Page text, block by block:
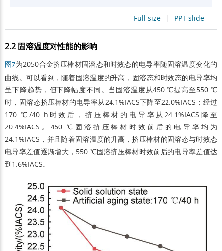
Full size | PPT slide
2.2 固溶温度对性能的影响
图7为2050合金挤压棒材固溶态和时效态的电导率随固溶温度变化的
曲线。可以看到，随着固溶温度的升高，固溶态和时效态的电导率均
呈下降趋势，但下降幅度不同。当固溶温度从450 ℃提高至550 ℃
时，固溶态挤压棒材的电导率从24.1%IACS下降至22.0%IACS；经过
170 ℃/40 h时效后，挤压棒材的电导率从24.1%IACS降至
20.4%IACS。450 ℃固溶挤压棒材时效前后的电导率均为
24.1%IACS，并且随着固溶温度的升高，挤压棒材的固溶态与时效态
电导率差值逐渐增大，550 ℃固溶挤压棒材时效前后的电导率差值达
到1.6%IACS。